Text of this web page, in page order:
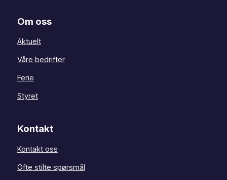
Om oss
Aktuelt
Våre bedrifter
Ferie
Styret
Kontakt
Kontakt oss
Ofte stilte spørsmål